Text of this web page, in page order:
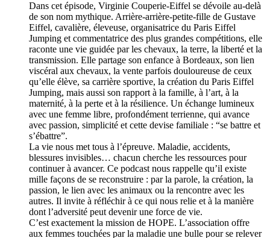
Dans cet épisode, Virginie Couperie-Eiffel se dévoile au-delà
de son nom mythique. Arrière-arrière-petite-fille de Gustave
Eiffel, cavalière, éleveuse, organisatrice du Paris Eiffel
Jumping et commentatrice des plus grandes compétitions, elle
raconte une vie guidée par les chevaux, la terre, la liberté et la
transmission. Elle partage son enfance à Bordeaux, son lien
viscéral aux chevaux, la vente parfois douloureuse de ceux
qu’elle élève, sa carrière sportive, la création du Paris Eiffel
Jumping, mais aussi son rapport à la famille, à l’art, à la
maternité, à la perte et à la résilience. Un échange lumineux
avec une femme libre, profondément terrienne, qui avance
avec passion, simplicité et cette devise familiale : “se battre et
s’ébattre”.
La vie nous met tous à l’épreuve. Maladie, accidents,
blessures invisibles… chacun cherche les ressources pour
continuer à avancer. Ce podcast nous rappelle qu’il existe
mille façons de se reconstruire : par la parole, la création, la
passion, le lien avec les animaux ou la rencontre avec les
autres. Il invite à réfléchir à ce qui nous relie et à la manière
dont l’adversité peut devenir une force de vie.
C’est exactement la mission de HOPE. L’association offre
aux femmes touchées par la maladie une bulle pour se relever